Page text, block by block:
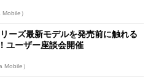
）
ーズ最新モデルを発売前に触れる
ユーザー座談会開催
Mobile）